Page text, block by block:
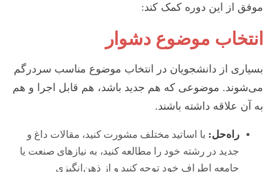
موفق از این دوره کمک کند:
انتخاب موضوع دشوار
بسیاری از دانشجویان در انتخاب موضوع مناسب سردرگم
می‌شوند. موضوعی که هم جدید باشد، هم قابل اجرا و هم
به آن علاقه داشته باشند.
راه‌حل: با اساتید مختلف مشورت کنید، مقالات داغ و
جدید در رشته خود را مطالعه کنید، به نیازهای صنعت یا
جامعه اطراف خود توجه کنید و از ذهن‌انگیزی